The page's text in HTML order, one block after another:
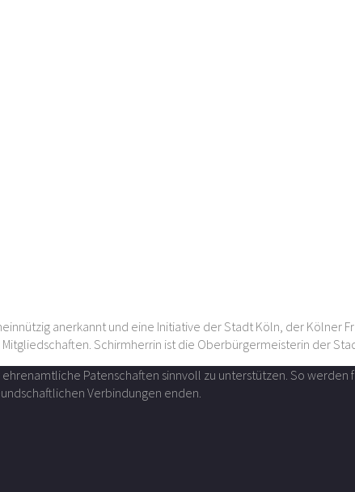
anerkannt und eine Initiative der Stadt Köln, der Kölner
Schirmherrin ist die Oberbürgermeisterin der
Patenschaften sinnvoll zu unterstützen. So
Verbindungen enden.